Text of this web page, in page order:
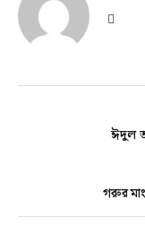
ঈদুল
গরুর